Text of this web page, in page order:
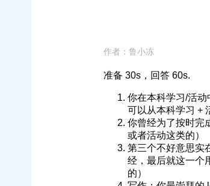
作者： 鲁小冻
准备 30s，回答 60s.
你在本科学习/活动
可以从本科学习 +
你曾经为了按时完
或者活动这类的）
第三个不好意思实
经，最后就这一个
的）